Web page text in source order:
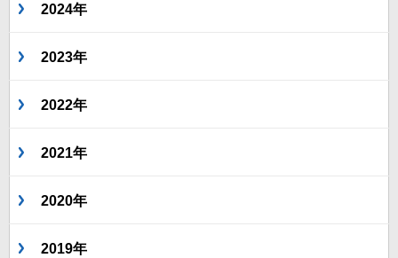
2024年
2023年
2022年
2021年
2020年
2019年